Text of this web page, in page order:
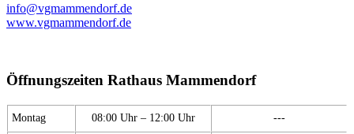
info@vgmammendorf.de
www.vgmammendorf.de
Öffnungszeiten Rathaus Mammendorf
Montag 08:00 Uhr – 12:00 Uhr ---